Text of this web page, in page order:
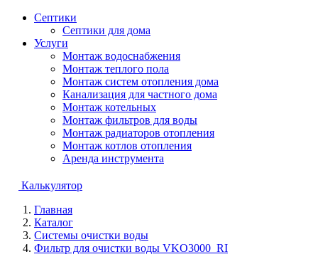
Септики
Септики для дома
Услуги
Монтаж водоснабжения
Монтаж теплого пола
Монтаж систем отопления дома
Канализация для частного дома
Монтаж котельных
Монтаж фильтров для воды
Монтаж радиаторов отопления
Монтаж котлов отопления
Аренда инструмента
Калькулятор
Главная
Каталог
Системы очистки воды
Фильтр для очистки воды VKO3000_RI